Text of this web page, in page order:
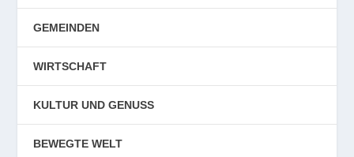
GEMEINDEN
WIRTSCHAFT
KULTUR UND GENUSS
BEWEGTE WELT